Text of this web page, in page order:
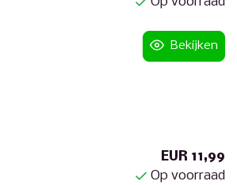
Bekijken
EUR 11,99
Op voorraad